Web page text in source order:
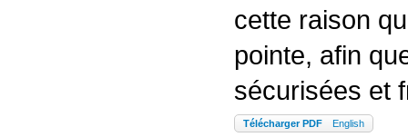
cette raison
pointe, afin
sécurisées et
Télécharger PDF English